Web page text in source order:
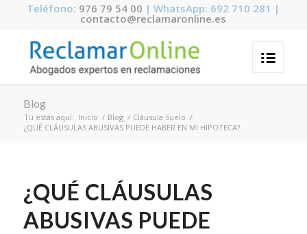
Teléfono: 976 79 54 00 | WhatsApp: 692 710 281 |
contacto@reclamaronline.es
Blog
Tú estás aquí: Inicio / Blog / Cláusula Suelo /
¿QUÉ CLÁUSULAS ABUSIVAS PUEDE HABER EN MI HIPOTECA?
¿QUÉ CLÁUSULAS
ABUSIVAS PUEDE